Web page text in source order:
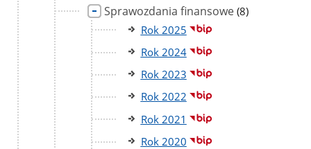
Sprawozdania finansowe liczba
(8)
Rok 2025
Rok 2024
Rok 2023
Rok 2022
Rok 2021
Rok 2020